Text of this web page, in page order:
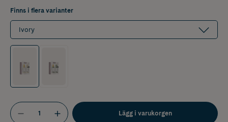
Finns i flera varianter
Ivory
Lägg i varukorgen